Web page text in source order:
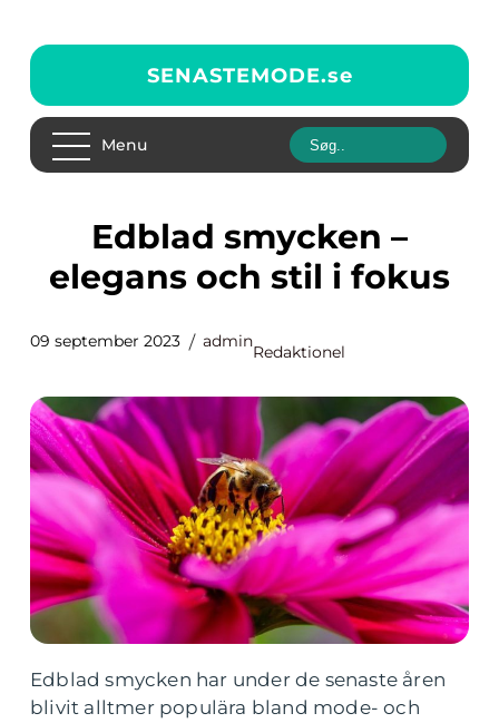
SENASTEMODE.se
Menu
Edblad smycken –
elegans och stil i fokus
09 september 2023 admin
Redaktionel
Edblad smycken har under de senaste åren
blivit alltmer populära bland mode- och